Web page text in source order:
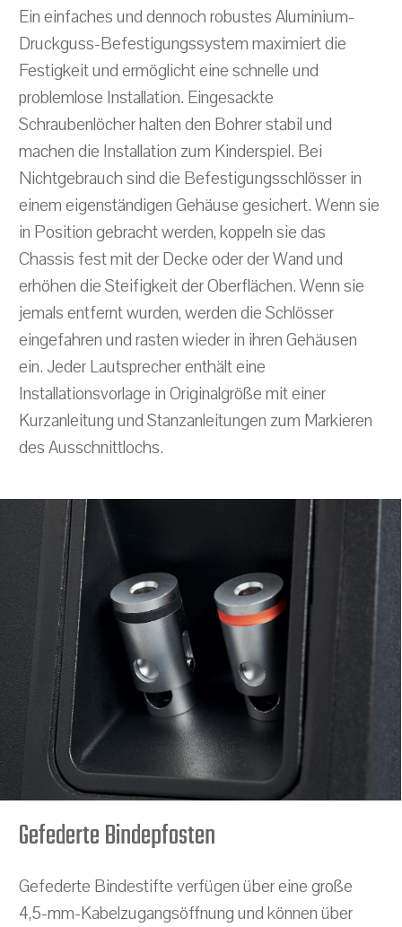
Ein einfaches und dennoch robustes Aluminium-
Druckguss-Befestigungssystem maximiert die
Festigkeit und ermöglicht eine schnelle und
problemlose Installation. Eingesackte
Schraubenlöcher halten den Bohrer stabil und
machen die Installation zum Kinderspiel. Bei
Nichtgebrauch sind die Befestigungsschlösser in
einem eigenständigen Gehäuse gesichert. Wenn sie
in Position gebracht werden, koppeln sie das
Chassis fest mit der Decke oder der Wand und
erhöhen die Steifigkeit der Oberflächen. Wenn sie
jemals entfernt wurden, werden die Schlösser
eingefahren und rasten wieder in ihren Gehäusen
ein. Jeder Lautsprecher enthält eine
Installationsvorlage in Originalgröße mit einer
Kurzanleitung und Stanzanleitungen zum Markieren
des Ausschnittlochs.
Gefederte Bindepfosten
Gefederte Bindestifte verfügen über eine große
4,5-mm-Kabelzugangsöffnung und können über